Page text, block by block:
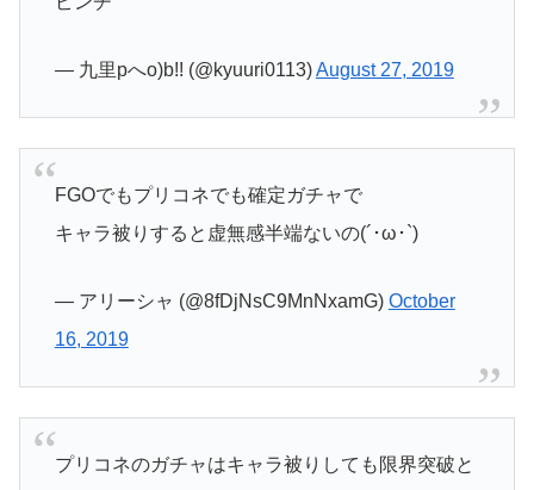
— 九里pへo)b!! (@kyuuri0113)August 27, 2019
FGOでもプリコネでも確定ガチャで
キャラ被りすると虚無感半端ないの(´･ω･`)
— アリーシャ (@8fDjNsC9MnNxamG) October
16, 2019
プリコネのガチャはキャラ被りしても限界突破と